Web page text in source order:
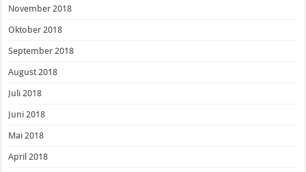
November 2018
Oktober 2018
September 2018
August 2018
Juli 2018
Juni 2018
Mai 2018
April 2018